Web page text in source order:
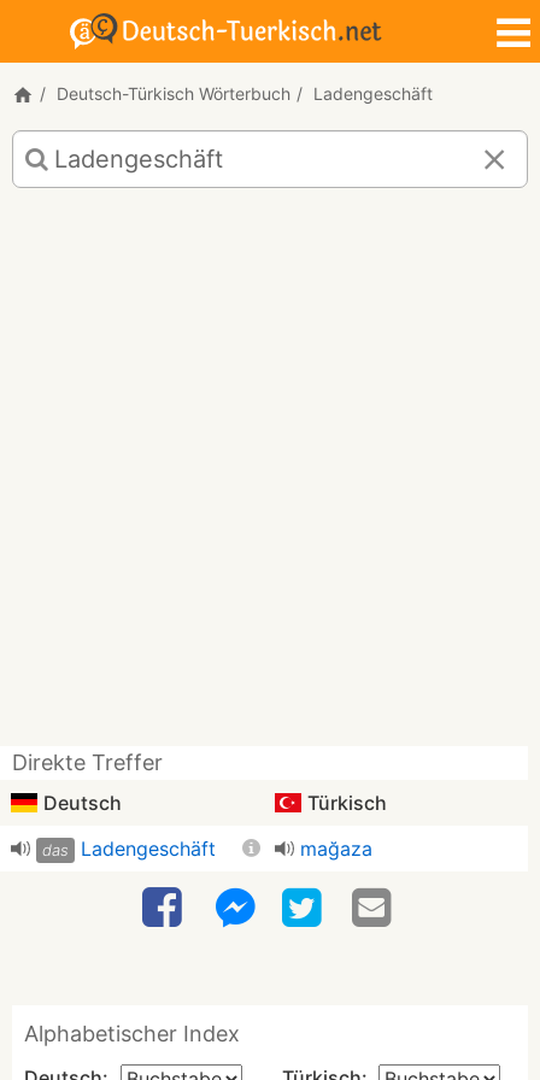
Deutsch-Türkisch Wörterbuch Ladengeschäft
Deutsch-
Türkisch
Übersetzung
Direkte Treffer
Deutsch Türkisch
das Ladengeschäft mağaza
Alphabetischer Index